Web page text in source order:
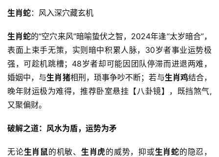
生肖蛇：风入深穴藏玄机
生肖蛇的“空穴来风”暗喻蛰伏之智，2024年逢“太岁暗合”，
表面上束手无策，实则暗中积累人脉，30岁者事业运势极
强，可趁机跳槽；48岁者却可能因团队停滞而进退两难，
婚姻中，与生肖猪相刑，琐事争吵不断；若与生肖鸡结合，
晚年财运极为难得，推荐卧室悬挂【八卦镜】，既挡煞气,
又聚偏财。
破解之道：风水为盾，运势为矛
无论生肖鼠的机敏、 生肖虎的威势，抑或生肖蛇的隐忍，